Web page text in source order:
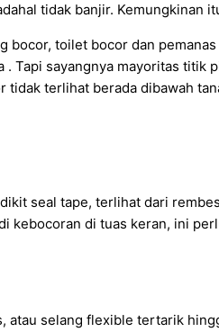
tidak banjir. Kemungkinan
toilet bocor dan
Tapi sayangnya mayoritas
tidak terlihat berada dibawah
seal tape, terlihat dari
kebocoran di tuas keran, ini
selang flexible tertarik